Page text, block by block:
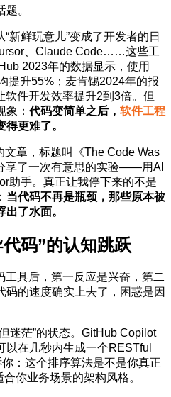
。
“新鲜玩意儿”变成了开发者的日
、Claude Code……这些工
2023年的数据显示，使用
提升55%；麦肯锡2024年的报
件开发效率提升2到3倍。但
象：代码变简单之后， 软件工程
更难了。
文章，标题叫《The Code Was
享了一次有意思的实验——用AI
助手。真正让我停下来的不是
当代码不再是瓶颈，那些原本被
了水面。
码”的认知跳跃
工具后，第一反应是兴奋，第二
码的速度确实上去了，困惑是因
迷茫”的状态。GitHub Copilot
以在几秒内生成一个RESTful
：这个排序算法是不是你真正
你业务场景的架构风格。